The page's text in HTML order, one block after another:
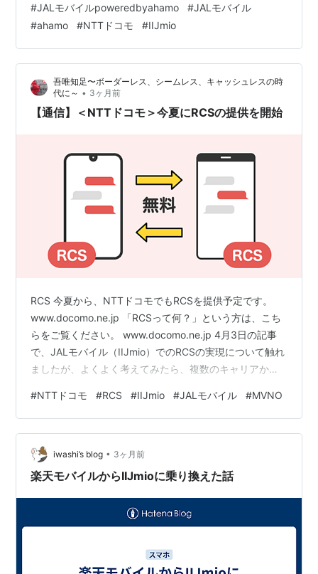
外でも申込み不要でシームレスに通信したい」という声
に応えるものです。 JALモバイル powered by ahamo 月
額料金 2,970円 データ量 30GB 海外データ通信 追加料金
不要 音声通話 5分以内の国内通話…
#JALモバイルpoweredbyahamo #JALモバイル
#ahamo #NTTドコモ #IIJmio
吾唯知足〜ボーダーレス、シームレス、キャッシュレスの時
代に～ • 3ヶ月前
【通信】＜NTTドコモ＞今夏にRCSの提供を開始
RCS 今夏から、NTTドコモでもRCSを提供予定です。
www.docomo.ne.jp 「RCSって何？」という方は、こち
らをご覧ください。 www.docomo.ne.jp 4月3日の記事
で、JALモバイル（IIJmio）でのRCSの実現について触れ
ましたが、よくよく考えてみたら、複数のキャリアから
ーヴィスが一律にならないと、MVNOとしては提供でき
ないですよね。 theonlyone.hatenablog.com ということ
は、IIJmioをはじめMVNOがRCSを提供するタイミング
は、NTTドコモのサーヴィスイン後ですかね。au回線…
#NTTドコモ #RCS #IIJmio #JALモバイル #MVNO
iwashi’s blog • 3ヶ月前
楽天モバイルからIIJmioに乗り換えた話